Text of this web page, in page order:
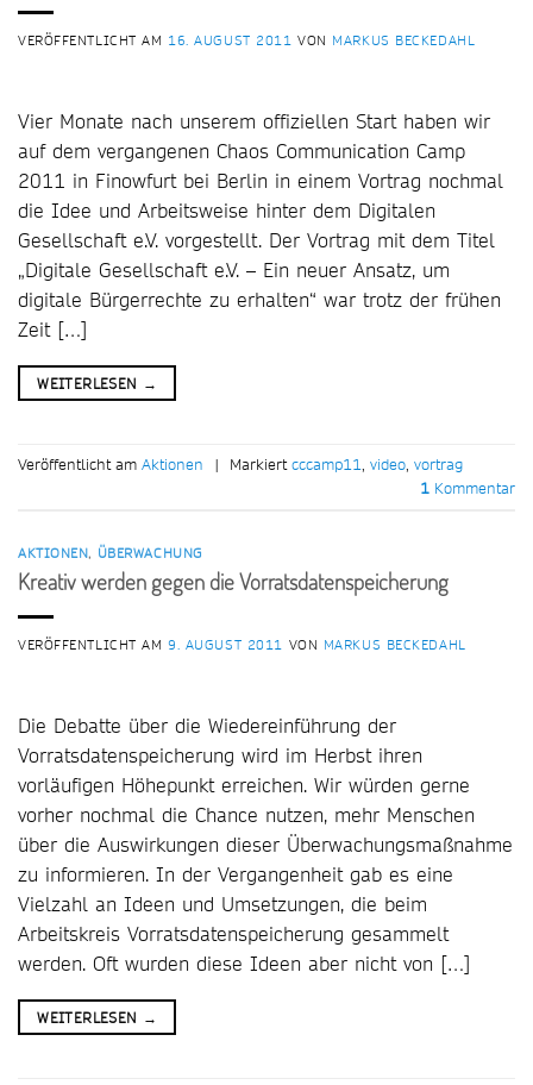
VERÖFFENTLICHT AM 16. AUGUST 2011 VON MARKUS BECKEDAHL
Vier Monate nach unserem offiziellen Start haben wir
auf dem vergangenen Chaos Communication Camp
2011 in Finowfurt bei Berlin in einem Vortrag nochmal
die Idee und Arbeitsweise hinter dem Digitalen
Gesellschaft e.V. vorgestellt. Der Vortrag mit dem Titel
„Digitale Gesellschaft e.V. – Ein neuer Ansatz, um
digitale Bürgerrechte zu erhalten“ war trotz der frühen
Zeit […]
WEITERLESEN →
Veröffentlicht am Aktionen | Markiertcccamp11, video, vortrag
1 Kommentar
AKTIONEN, ÜBERWACHUNG
Kreativ werden gegen die Vorratsdatenspeicherung
VERÖFFENTLICHT AM9. AUGUST 2011 VON MARKUS BECKEDAHL
Die Debatte über die Wiedereinführung der
Vorratsdatenspeicherung wird im Herbst ihren
vorläufigen Höhepunkt erreichen. Wir würden gerne
vorher nochmal die Chance nutzen, mehr Menschen
über die Auswirkungen dieser Überwachungsmaßnahme
zu informieren. In der Vergangenheit gab es eine
Vielzahl an Ideen und Umsetzungen, die beim
Arbeitskreis Vorratsdatenspeicherung gesammelt
werden. Oft wurden diese Ideen aber nicht von […]
WEITERLESEN →